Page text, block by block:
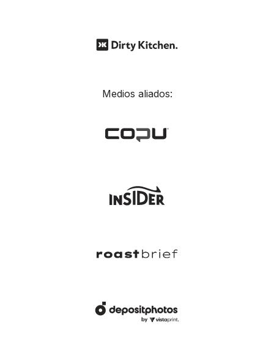
Medios aliados: